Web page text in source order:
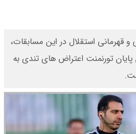
قهرمانی استقلال در این مسابقات،
پایان تورنمنت اعتراض های تندی به